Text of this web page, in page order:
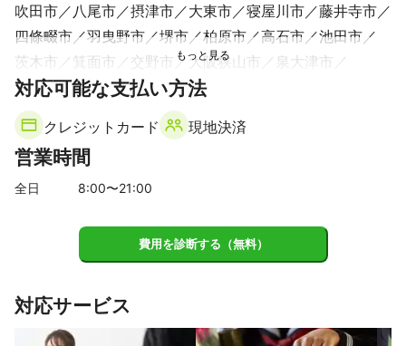
吹田市
八尾市 摂津市 大東市 寝屋川市
藤井寺市
四條畷市
羽曳野市 堺市 柏原市 高石市
池田市
茨木市
箕面市 交野市 大阪狭山市
泉大津市
太子町
忠岡町 富田林市 枚方市
豊能町
島本町
河内長野市
貝塚市 熊取町 能勢町
田尻町
泉南市
【奈良県】
河合町 安堵町 大和郡山市
三宅町 奈良市 大和高田市
田原本町
大淀町
山添村
和歌山県
対応可能な支払い方法
クレジットカード 現地決済
営業時間
全日 8:00〜21:00
費用を診断する（無料）
対応サービス